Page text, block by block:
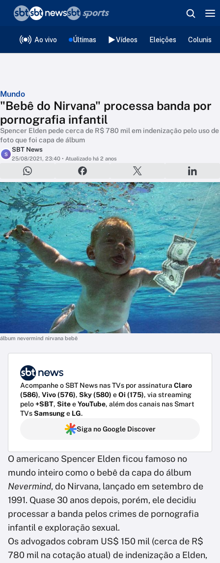
Ao vivo Últimas Vídeos Eleições
Mundo
"Bebê do Nirvana" processa banda por
pornografia infantil
Spencer Elden pede cerca de R$ 780 mil em indenização pelo uso de
foto que foi capa de álbum
S
SBT News
25/08/2021, 23:40 • Atualizado há 2 anos
álbum nevermind nirvana bebê
Acompanhe o SBT News nas TVs por assinatura Claro
(586), Vivo (576), Sky (580) eOi (175), via streaming
pelo+SBT, SiteeYouTube, além dos canais nas Smart
TVsSamsunge LG.
Siga no Google Discover
O americano Spencer Elden ficou famoso no
mundo inteiro como o bebê da capa do álbum
Nevermind, do Nirvana, lançado em setembro de
1991. Quase 30 anos depois, porém, ele decidiu
processar a banda pelos crimes de pornografia
infantil e exploração sexual.
Os advogados cobram US$ 150 mil (cerca de R$
780 mil na cotação atual) de indenização a Elden,
❮voltar
Editorias